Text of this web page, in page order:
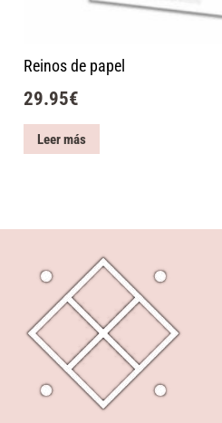
Reinos de papel
29.95€
Leer más